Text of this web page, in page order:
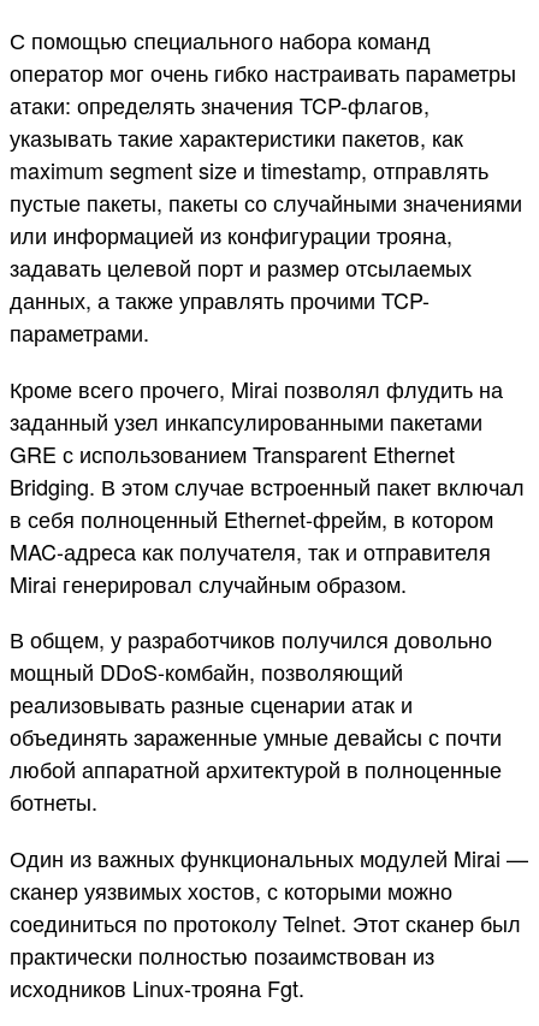
С помощью специального набора команд
оператор мог очень гибко настраивать параметры
атаки: определять значения TCP-флагов,
указывать такие характеристики пакетов, как
maximum segment size и timestamp, отправлять
пустые пакеты, пакеты со случайными значениями
или информацией из конфигурации трояна,
задавать целевой порт и размер отсылаемых
данных, а также управлять прочими TCP-
параметрами.
Кроме всего прочего, Mirai позволял флудить на
заданный узел инкапсулированными пакетами
GRE с использованием Transparent Ethernet
Bridging. В этом случае встроенный пакет включал
в себя полноценный Ethernet-фрейм, в котором
MAC-адреса как получателя, так и отправителя
Mirai генерировал случайным образом.
В общем, у разработчиков получился довольно
мощный DDoS-комбайн, позволяющий
реализовывать разные сценарии атак и
объединять зараженные умные девайсы с почти
любой аппаратной архитектурой в полноценные
ботнеты.
Один из важных функциональных модулей Mirai —
сканер уязвимых хостов, с которыми можно
соединиться по протоколу Telnet. Этот сканер был
практически полностью позаимствован из
исходников Linux-трояна Fgt.